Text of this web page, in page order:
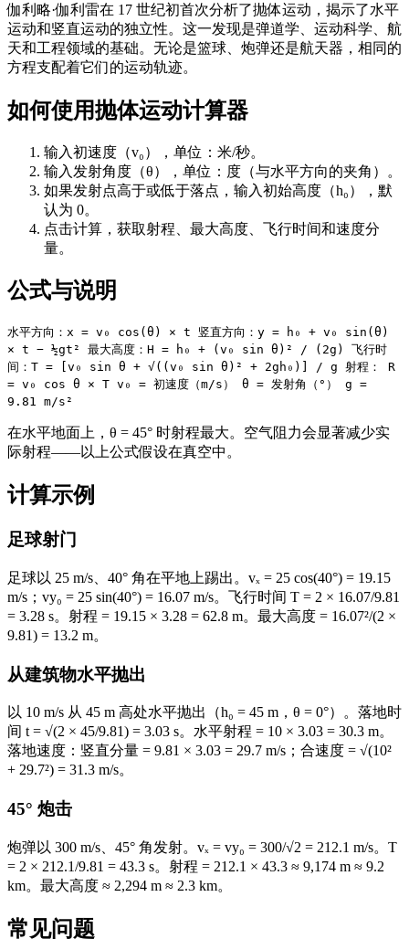
伽利略·伽利雷在 17 世纪初首次分析了抛体运动，揭示了水平
运动和竖直运动的独立性。这一发现是弹道学、运动科学、航
天和工程领域的基础。无论是篮球、炮弹还是航天器，相同的
方程支配着它们的运动轨迹。
如何使用抛体运动计算器
输入初速度（v₀），单位：米/秒。
输入发射角度（θ），单位：度（与水平方向的夹角）。
如果发射点高于或低于落点，输入初始高度（h₀），默
认为 0。
点击计算，获取射程、最大高度、飞行时间和速度分
量。
公式与说明
水平方向：x = v₀ cos(θ) × t 竖直方向：y = h₀ + v₀ sin(θ)
× t − ½gt² 最大高度：H = h₀ + (v₀ sin θ)² / (2g) 飞行时
间：T = [v₀ sin θ + √((v₀ sin θ)² + 2gh₀)] / g 射程： R
= v₀ cos θ × T v₀ = 初速度（m/s） θ = 发射角（°） g =
9.81 m/s²
在水平地面上，θ = 45° 时射程最大。空气阻力会显著减少实
际射程——以上公式假设在真空中。
计算示例
足球射门
足球以 25 m/s、40° 角在平地上踢出。vₓ = 25 cos(40°) = 19.15
m/s；vy₀ = 25 sin(40°) = 16.07 m/s。飞行时间 T = 2 × 16.07/9.81
= 3.28 s。射程 = 19.15 × 3.28 = 62.8 m。最大高度 = 16.07²/(2 ×
9.81) = 13.2 m。
从建筑物水平抛出
以 10 m/s 从 45 m 高处水平抛出（h₀ = 45 m，θ = 0°）。落地时
间 t = √(2 × 45/9.81) = 3.03 s。水平射程 = 10 × 3.03 = 30.3 m。
落地速度：竖直分量 = 9.81 × 3.03 = 29.7 m/s；合速度 = √(10²
+ 29.7²) = 31.3 m/s。
45° 炮击
炮弹以 300 m/s、45° 角发射。vₓ = vy₀ = 300/√2 = 212.1 m/s。T
= 2 × 212.1/9.81 = 43.3 s。射程 = 212.1 × 43.3 ≈ 9,174 m ≈ 9.2
km。最大高度 ≈ 2,294 m ≈ 2.3 km。
常见问题